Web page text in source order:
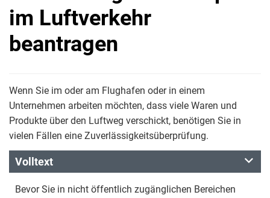
im Luftverkehr
beantragen
Wenn Sie im oder am Flughafen oder in einem
Unternehmen arbeiten möchten, dass viele Waren und
Produkte über den Luftweg verschickt, benötigen Sie in
vielen Fällen eine Zuverlässigkeitsüberprüfung.
Volltext
Bevor Sie in nicht öffentlich zugänglichen Bereichen